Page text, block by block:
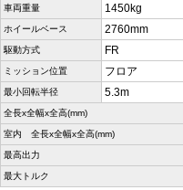
車両重量 1450kg
ホイールベース 2760mm
駆動方式 FR
ミッション位置 フロア
最小回転半径 5.3m
全長x全幅x全高(mm)
室内 全長x全幅x全高(mm)
最高出力
最大トルク